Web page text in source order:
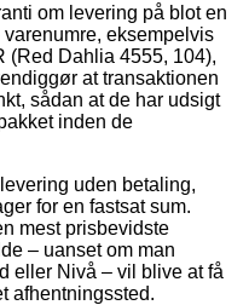
om levering på blot en
eksempelvis
(Red Dahlia 4555, 104),
at transaktionen
sådan at de har udsigt
inden de
uden betaling,
for en fastsat sum.
mest prisbevidste
– uanset om man
eller Nivå – vil blive at få
afhentningssted.